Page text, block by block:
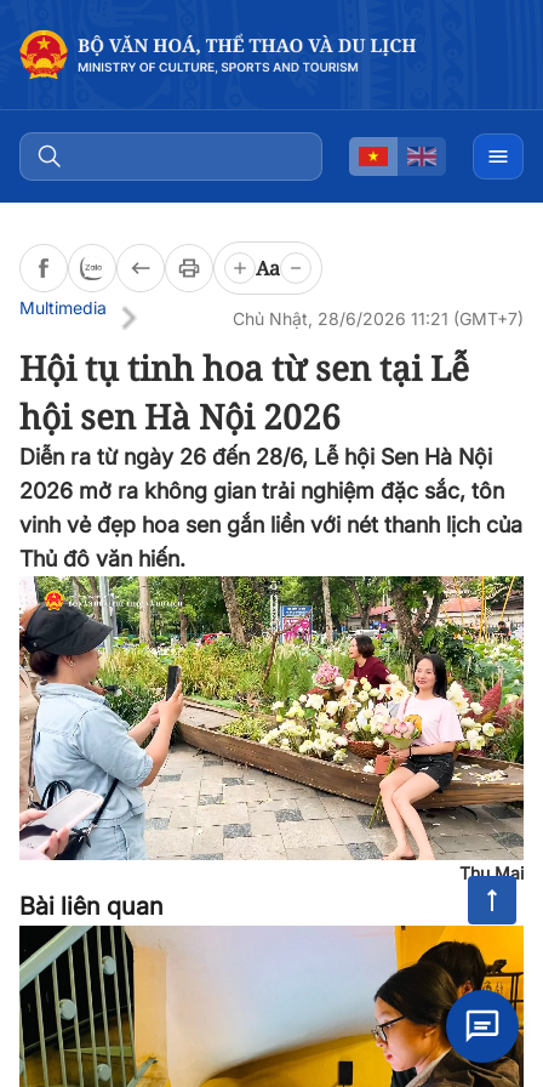
Aa
Multimedia
Chủ Nhật, 28/6/2026 11:21 (GMT+7)
Hội tụ tinh hoa từ sen tại Lễ
hội sen Hà Nội 2026
Diễn ra từ ngày 26 đến 28/6, Lễ hội Sen Hà Nội
2026 mở ra không gian trải nghiệm đặc sắc, tôn
vinh vẻ đẹp hoa sen gắn liền với nét thanh lịch của
Thủ đô văn hiến.
Thu Mai
Bài liên quan